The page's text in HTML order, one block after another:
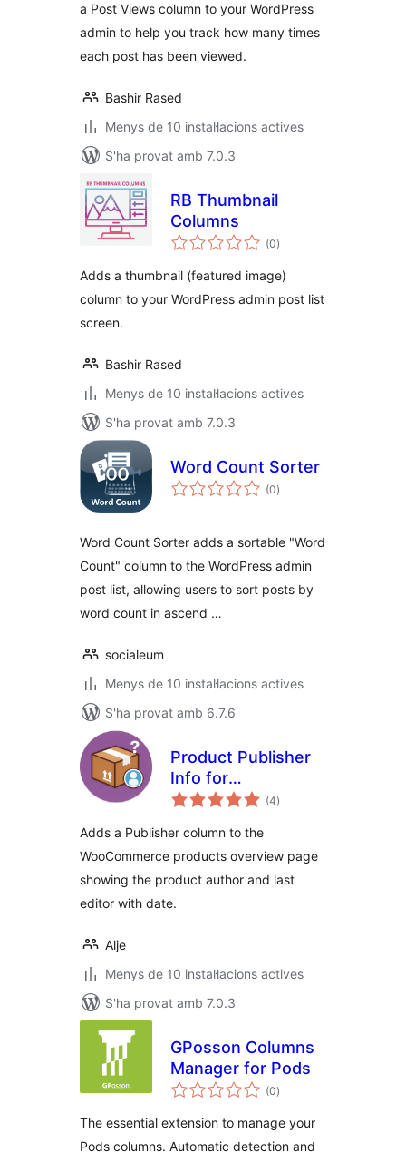
a Post Views column to your WordPress
admin to help you track how many times
each post has been viewed.
Bashir Rased
Menys de 10 instal·lacions actives
S'ha provat amb 7.0.3
RB Thumbnail
Columns
(0puntuacions
totals
)
Adds a thumbnail (featured image)
column to your WordPress admin post list
screen.
Bashir Rased
Menys de 10 instal·lacions actives
S'ha provat amb 7.0.3
Word Count Sorter
(0puntuacions
totals
)
Word Count Sorter adds a sortable "Word
Count" column to the WordPress admin
post list, allowing users to sort posts by
word count in ascend …
socialeum
Menys de 10 instal·lacions actives
S'ha provat amb 6.7.6
Product Publisher
Info for
WooCommerce
(4puntuacions
totals
)
Adds a Publisher column to the
WooCommerce products overview page
showing the product author and last
editor with date.
Alje
Menys de 10 instal·lacions actives
S'ha provat amb 7.0.3
GPosson Columns
Manager for Pods
(0puntuacions
totals
)
The essential extension to manage your
Pods columns. Automatic detection and